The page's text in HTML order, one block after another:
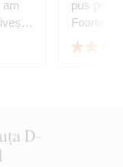
am
doi
pus pe
Foarte
D-